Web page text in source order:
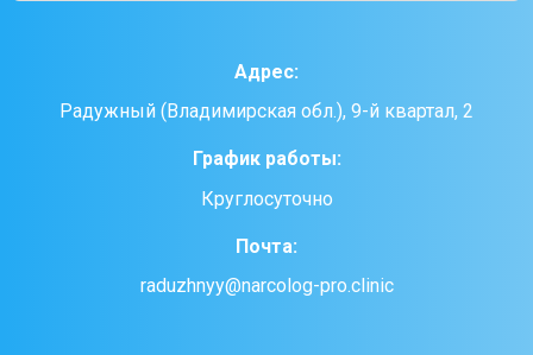
Адрес:
Радужный (Владимирская обл.), 9-й квартал, 2
График работы:
Круглосуточно
Почта:
raduzhnyy@narcolog-pro.clinic